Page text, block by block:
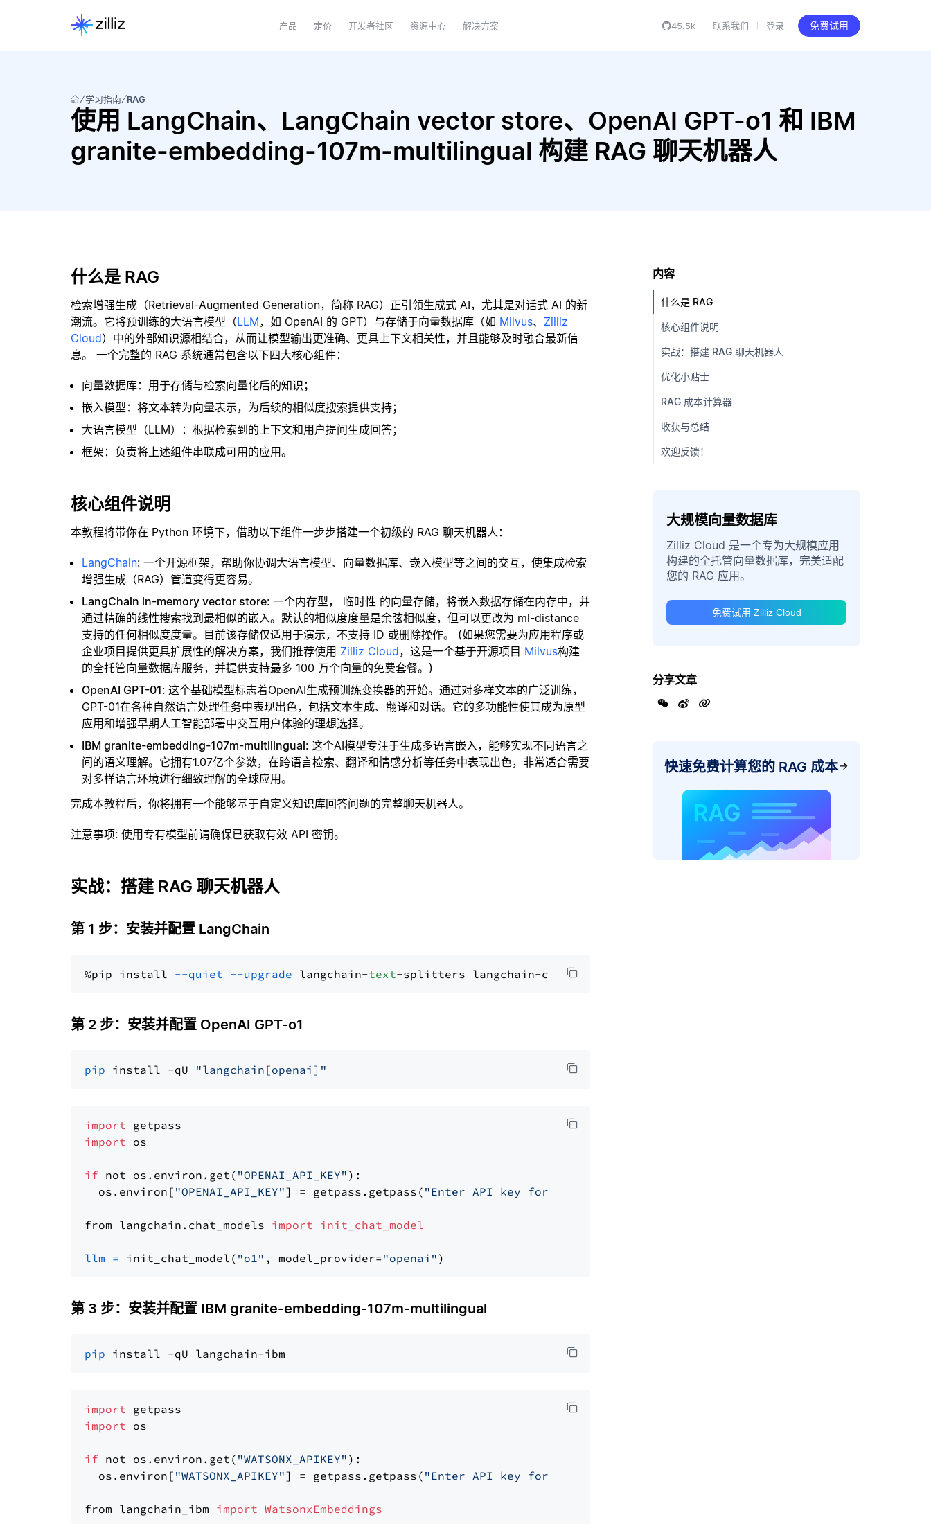
产品 定价 开发者社区 资源中心 解决方案 45.5k 联系我们 登录 免费试用
学习指南 RAG
使用 LangChain、LangChain vector store、OpenAI GPT-o1 和 IBM
granite-embedding-107m-multilingual 构建 RAG 聊天机器人
什么是 RAG
检索增强生成（Retrieval-Augmented Generation，简称 RAG）正引领生成式 AI，尤其是对话式 AI 的新
潮流。它将预训练的大语言模型（LLM，如 OpenAI 的 GPT）与存储于向量数据库（如 Milvus、 Zilliz
Cloud）中的外部知识源相结合，从而让模型输出更准确、更具上下文相关性，并且能够及时融合最新信
息。 一个完整的 RAG 系统通常包含以下四大核心组件：
向量数据库：用于存储与检索向量化后的知识；
嵌入模型：将文本转为向量表示，为后续的相似度搜索提供支持；
大语言模型（LLM）：根据检索到的上下文和用户提问生成回答；
框架：负责将上述组件串联成可用的应用。
核心组件说明
本教程将带你在 Python 环境下，借助以下组件一步步搭建一个初级的 RAG 聊天机器人：
LangChain: 一个开源框架，帮助你协调大语言模型、向量数据库、嵌入模型等之间的交互，使集成检索
增强生成（RAG）管道变得更容易。
LangChain in-memory vector store: 一个内存型， 临时性 的向量存储，将嵌入数据存储在内存中，并
通过精确的线性搜索找到最相似的嵌入。默认的相似度度量是余弦相似度，但可以更改为 ml-distance
支持的任何相似度度量。目前该存储仅适用于演示，不支持 ID 或删除操作。 (如果您需要为应用程序或
企业项目提供更具扩展性的解决方案，我们推荐使用 Zilliz Cloud，这是一个基于开源项目 Milvus构建
的全托管向量数据库服务，并提供支持最多 100 万个向量的免费套餐。)
OpenAI GPT-01: 这个基础模型标志着OpenAI生成预训练变换器的开始。通过对多样文本的广泛训练，
GPT-01在各种自然语言处理任务中表现出色，包括文本生成、翻译和对话。它的多功能性使其成为原型
应用和增强早期人工智能部署中交互用户体验的理想选择。
IBM granite-embedding-107m-multilingual: 这个AI模型专注于生成多语言嵌入，能够实现不同语言之
间的语义理解。它拥有1.07亿个参数，在跨语言检索、翻译和情感分析等任务中表现出色，非常适合需要
对多样语言环境进行细致理解的全球应用。
完成本教程后，你将拥有一个能够基于自定义知识库回答问题的完整聊天机器人。
注意事项: 使用专有模型前请确保已获取有效 API 密钥。
实战：搭建 RAG 聊天机器人
第 1 步：安装并配置 LangChain
%pip install --quiet --upgrade langchain-text
第 2 步：安装并配置 OpenAI GPT-o1
pip install -qU "langchain[openai]"
import
import os
if not os.environ.get( "OPENAI_API_KEY" ):
  os.environ[
"OPENAI_API_KEY"] = getpass.getpass( "Enter API key for OpenAI: "
from langchain.chat_models import init_chat_model
llm = init_chat_model( "o1" , model_provider="openai"
第 3 步：安装并配置 IBM granite-embedding-107m-multilingual
pip
import
import os
if not os.environ.get( "WATSONX_APIKEY" ):
  os.environ[
"WATSONX_APIKEY"] = getpass.getpass( "Enter API key for IBM watsonx: "
from langchain_ibm import WatsonxEmbeddings
内容
什么是 RAG
核心组件说明
实战：搭建 RAG 聊天机器人
优化小贴士
RAG 成本计算器
收获与总结
欢迎反馈！
大规模向量数据库
Zilliz Cloud 是一个专为大规模应用
构建的全托管向量数据库，完美适配
您的 RAG 应用。
免费试用 Zilliz Cloud
分享文章
快速免费计算您的 RAG 成本